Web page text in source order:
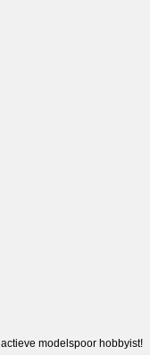
modelspoor hobbyist!